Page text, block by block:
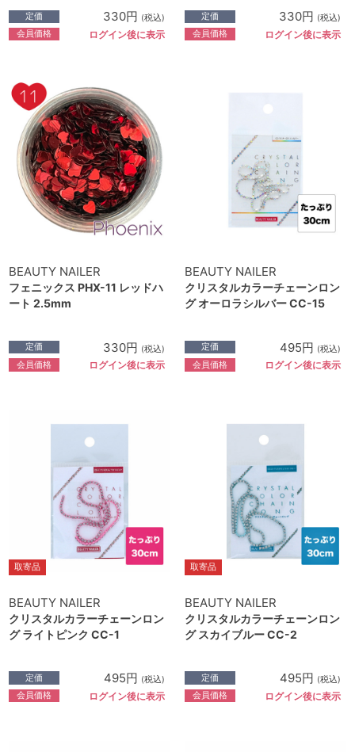
定価 330円 (税込)
会員価格 ログイン後に表示
定価 330円 (税込)
会員価格 ログイン後に表示
BEAUTY NAILER
フェニックス PHX-11 レッドハ
ート 2.5mm
定価 330円 (税込)
会員価格 ログイン後に表示
BEAUTY NAILER
クリスタルカラーチェーンロン
グ オーロラシルバー CC-15
定価 495円 (税込)
会員価格 ログイン後に表示
取寄品
BEAUTY NAILER
クリスタルカラーチェーンロン
グ ライトピンク CC-1
定価 495円 (税込)
会員価格 ログイン後に表示
取寄品
BEAUTY NAILER
クリスタルカラーチェーンロン
グ スカイブルー CC-2
定価 495円 (税込)
会員価格 ログイン後に表示